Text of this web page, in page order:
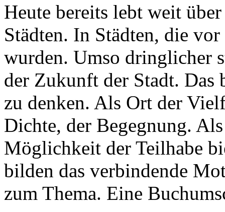
Heute bereits lebt weit
Städten. In Städten, die
wurden. Umso dringlicher
der Zukunft der Stadt. Das
zu denken. Als Ort der
Dichte, der Begegnung.
Möglichkeit der Teilhabe
bilden das verbindende
zum Thema. Eine